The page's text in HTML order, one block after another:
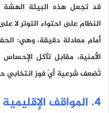
قد تجعل هذه البيئة الهشة
النظام على احتواء التوتر لا
أمام معادلة دقيقة، وهي:
الأمنية، مقابل تآكل
تُضعف شرعية أيّ فوز انتخابي
4. المواقف الإقليمية والدولية